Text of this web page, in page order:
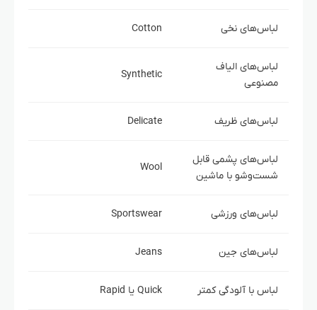
لباس‌های نخی Cotton
لباس‌های الیاف
مصنوعی
Synthetic
لباس‌های ظریف Delicate
لباس‌های پشمی قابل
شست‌وشو با ماشین
Wool
لباس‌های ورزشی Sportswear
لباس‌های جین Jeans
لباس با آلودگی کمتر Quick یا Rapid